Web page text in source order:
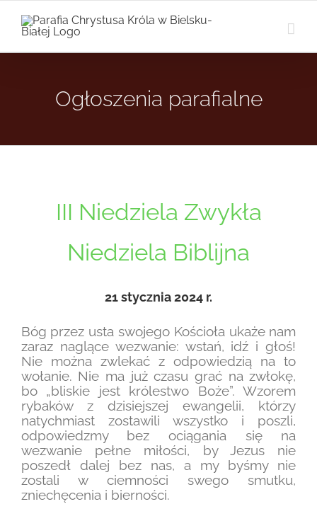
zawartości
Ogłoszenia parafialne
III Niedziela Zwykła
Niedziela Biblijna
21 stycznia 2024 r.
Bóg przez usta swojego Kościoła ukaże nam
zaraz naglące wezwanie: wstań, idź i głoś!
Nie można zwlekać z odpowiedzią na to
wołanie. Nie ma już czasu grać na zwłokę,
bo „bliskie jest królestwo Boże”. Wzorem
rybaków z dzisiejszej ewangelii, którzy
natychmiast zostawili wszystko i poszli,
odpowiedzmy bez ociągania się na
wezwanie pełne miłości, by Jezus nie
poszedł dalej bez nas, a my byśmy nie
zostali w ciemności swego smutku,
zniechęcenia i bierności.